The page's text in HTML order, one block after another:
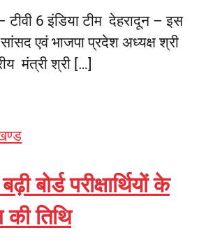
6 इंडिया टीम देहरादून – इस
एवं भाजपा प्रदेश अध्यक्ष श्री
मंत्री श्री […]
बोर्ड परीक्षार्थियों के
तिथि